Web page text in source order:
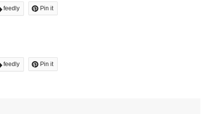
feedly Pin it
feedly Pin it